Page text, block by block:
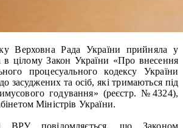
Верховна Рада України прийняла у
в цілому Закон України «Про внесення
процесуального кодексу України
засуджених та осіб, які тримаються під
годування» (реєстр. №4324),
Міністрів України.
ВРУ повідомляється, що Законом